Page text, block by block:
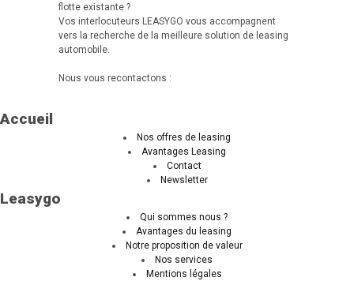
flotte existante ?
Vos interlocuteurs LEASYGO vous accompagnent
vers la recherche de la meilleure solution de leasing
automobile.
Nous vous recontactons :
Accueil
Nos offres de leasing
Avantages Leasing
Contact
Newsletter
Leasygo
Qui sommes nous ?
Avantages du leasing
Notre proposition de valeur
Nos services
Mentions légales